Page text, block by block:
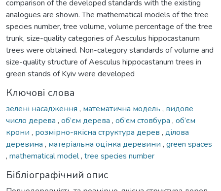
comparison of the developed standards with the existing
analogues are shown. The mathematical models of the tree
species number, tree volume, volume percentage of the tree
trunk, size-quality categories of Aesculus hippocastanum
trees were obtained. Non-category standards of volume and
size-quality structure of Aesculus hippocastanum trees in
green stands of Kyiv were developed
Ключові слова
зелені насадження , математична модель , видове
число дерева , об’єм дерева , об’єм стовбура , об’єм
крони , розмірно-якісна структура дерев , ділова
деревина , матеріальна оцінка деревини , green spaces
, mathematical model, tree species number
Бібліографічний опис